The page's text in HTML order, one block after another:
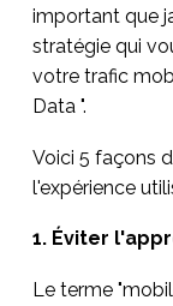
important que
stratégie qui
votre trafic
Data ".
Voici 5 façons
l'expérience
1. Éviter
Le terme